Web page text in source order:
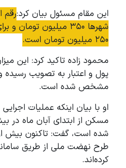
این مقام مسئول بیان کرد:رقم
شهر‌ها ۳۵۰ میلیون
۲۵۰ میلیون تومان است.
محمود زاده تاکید کرد: این
پول و اعتبار به تصویب رسیده
مشخص شده است.
او با بیان اینکه عملیات
مسکن از ابتدای آبان ماه در
طرح نهضت ملی از طریق
کرده‌اند.